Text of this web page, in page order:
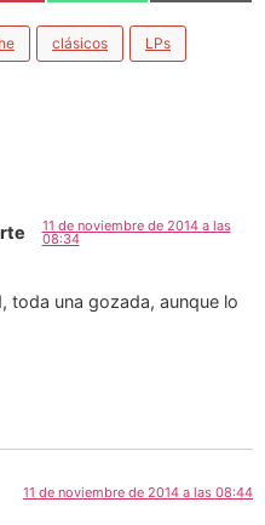
clásicos LPs
11 de noviembre de 2014 a las
08:34
toda una gozada, aunque lo
11 de noviembre de 2014 a las 08:44